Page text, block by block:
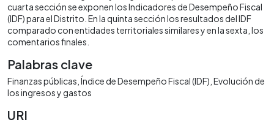
cuarta sección se exponen los Indicadores de Desempeño Fiscal
(IDF) para el Distrito. En la quinta sección los resultados del IDF
comparado con entidades territoriales similares y en la sexta, los
comentarios finales.
Palabras clave
Finanzas públicas Índice de Desempeño Fiscal (IDF) Evolución de
los ingresos y gastos
URI